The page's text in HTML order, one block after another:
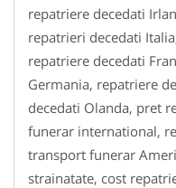
repatriere decedati
repatrieri decedati
repatriere decedati
Germania, repatriere
decedati Olanda, pret
funerar international,
transport funerar
strainatate, cost